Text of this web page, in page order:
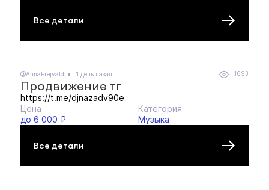
Все детали
@AnnaFrejvald 1 день назад 1693
Продвижение тг
https://t.me/djnazadv90e
Цена
до 6 000 ₽
Категория
Музыка
Все детали